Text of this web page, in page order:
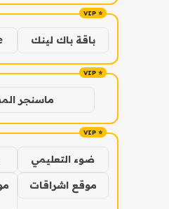
باقة باك لينك
ماسنجر
ضوء التعليمي
موقع اشراقات